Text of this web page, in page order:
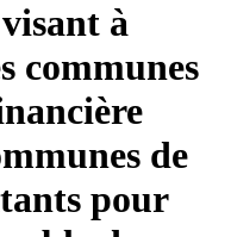
à
communes
de
pour